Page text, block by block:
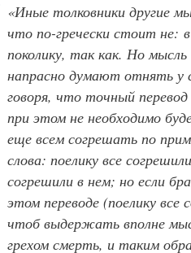
«Иные толковники другие
что по-гречески стоит
поколику, так как. Но
напрасно думают отнять у
говоря, что точный
при этом не необходимо
еще всем согрешать по
слова: поелику все
согрешили в нем; но если
этом переводе (поелику
чтоб выдержать вполне
грехом смерть, и таким